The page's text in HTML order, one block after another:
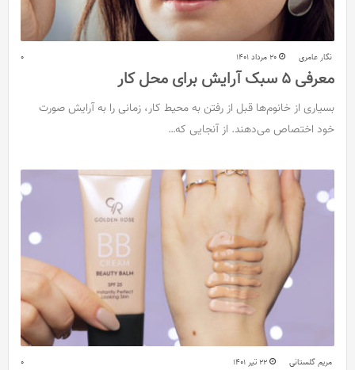
نگار عامری 20 مرداد 1401 0
معرفی 5 سبک آرایش برای محل کار
بسیاری از خانوم‌ها قبل از رفتن به محیط کار، زمانی را به آرایش صورت
خود اختصاص می‌دهند. از آنجایی که…
مریم گلستانی 22 تیر 1401 0